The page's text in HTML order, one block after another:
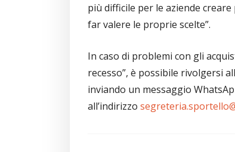
più difficile per le aziende
far valere le proprie scelte”.
In caso di problemi con gli
recesso”, è possibile rivolgersi
inviando un messaggio
all’indirizzo